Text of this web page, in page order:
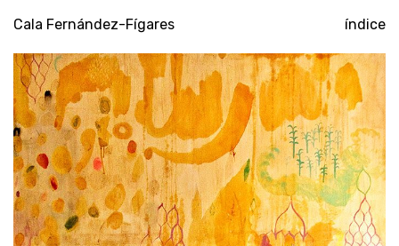
Cala Fernández-Fígares índice